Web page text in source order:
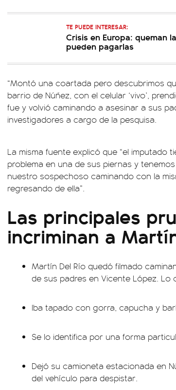
TE PUEDE INTERESAR:
Crisis en Europa: queman
pueden pagarlas
“Montó una coartada pero descubrimos
barrio de Núñez, con el celular ‘vivo’,
fue y volvió caminando a asesinar a sus
investigadores a cargo de la pesquisa.
La misma fuente explicó que “el imputado
problema en una de sus piernas y
nuestro sospechoso caminando con la
regresando de ella”.
Las principales
incriminan a
Martín Del Río quedó filmado
de sus padres en Vicente López. Lo
Iba tapado con gorra, capucha y
Se lo identifica por una forma
Dejó su camioneta estacionada en
del vehículo para despistar.